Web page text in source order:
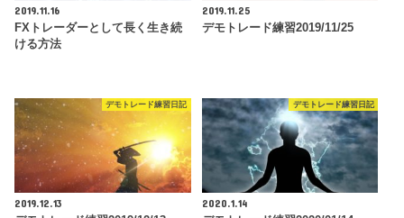
2019.11.16
FXトレーダーとして長く生き続
ける方法
2019.11.25
デモトレード練習2019/11/25
デモトレード練習日記
2019.12.13
デモトレード練習日記
2020.1.14